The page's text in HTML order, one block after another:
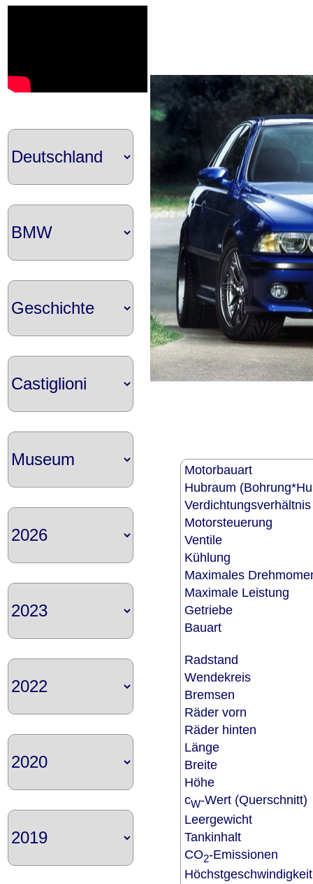
Motorbauart
Hubraum
Motorsteuerung
Ventile
Kühlung
Maximales
Maximale Leistung
Getriebe
Bauart
Radstand
Wendekreis
Bremsen
Räder vorn
Räder hinten
Länge
Breite
Höhe
cW-Wert
Leergewicht
Tankinhalt
CO2-Emissionen